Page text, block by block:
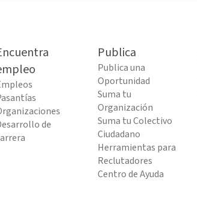
de
Publica
Publica una
Oportunidad
Suma tu
Organización
Suma tu Colectivo
Ciudadano
Herramientas para
Reclutadores
Centro de Ayuda